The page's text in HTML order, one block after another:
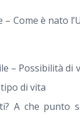
– Come è nato
– Possibilità
di vita
A che punto